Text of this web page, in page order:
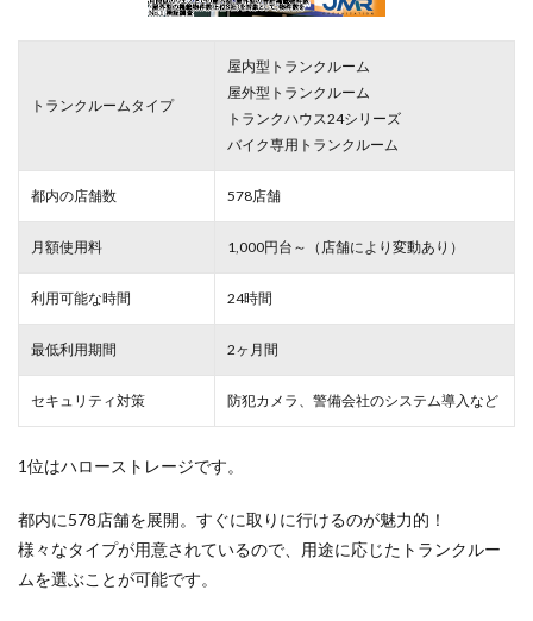
トランクルームタイプ
屋内型トランクルーム
屋外型トランクルーム
トランクハウス24シリーズ
バイク専用トランクルーム
都内の店舗数 578店舗
月額使用料 1,000円台～（店舗により変動あり）
利用可能な時間 24時間
最低利用期間 2ヶ月間
セキュリティ対策 防犯カメラ、警備会社のシステム導入など
1位はハローストレージです。
都内に578店舗を展開。すぐに取りに行けるのが魅力的！
様々なタイプが用意されているので、用途に応じたトランクルー
ムを選ぶことが可能です。